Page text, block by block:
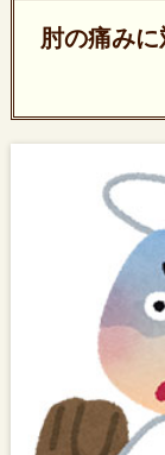
肘の痛み